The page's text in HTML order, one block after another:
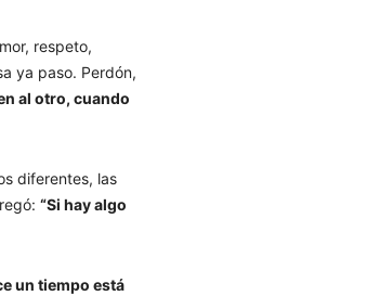
respeto,
ya paso. Perdón,
al otro, cuando
diferentes, las
“Si hay algo
un tiempo está